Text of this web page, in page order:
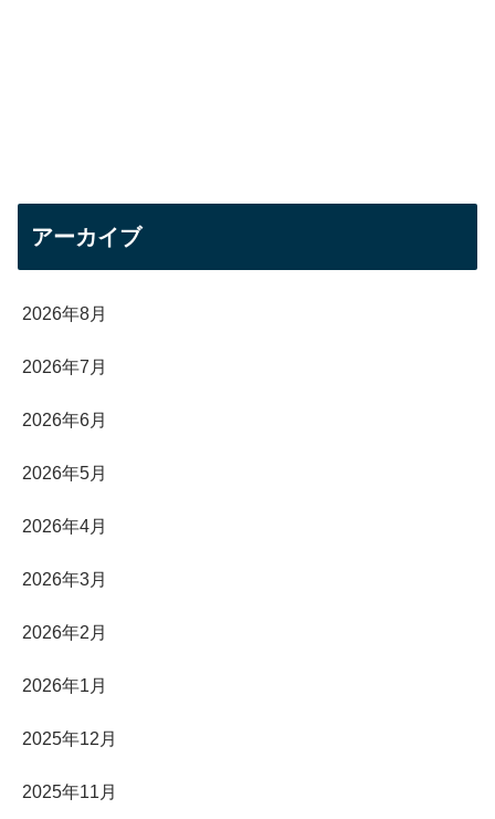
アーカイブ
2026年8月
2026年7月
2026年6月
2026年5月
2026年4月
2026年3月
2026年2月
2026年1月
2025年12月
2025年11月